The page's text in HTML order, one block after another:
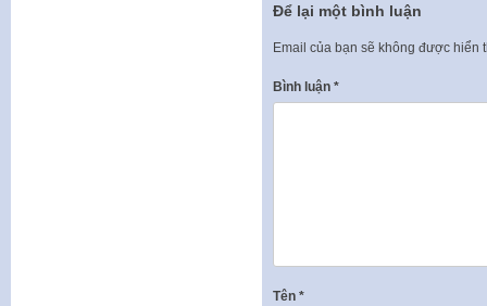
Để lại một bình luận
Email của bạn sẽ không được hiển
Bình luận *
Tên *